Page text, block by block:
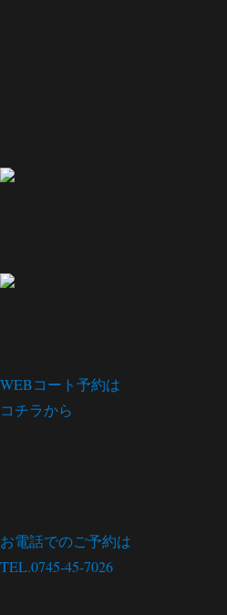
WEBコート予約は
コチラから
お電話でのご予約は
TEL.0745-45-7026